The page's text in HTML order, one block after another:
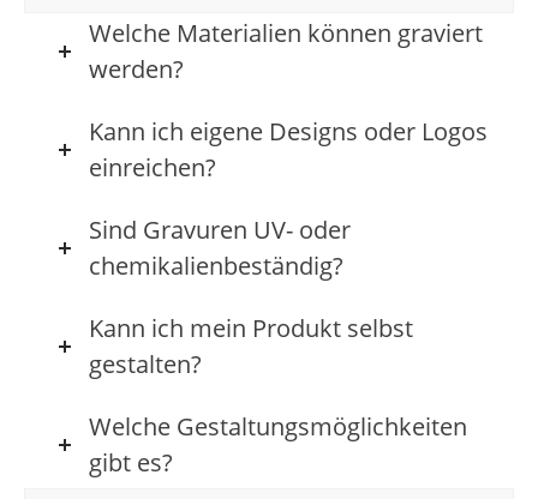
Welche Materialien können graviert
werden?
Kann ich eigene Designs oder Logos
einreichen?
Sind Gravuren UV- oder
chemikalienbeständig?
Kann ich mein Produkt selbst
gestalten?
Welche Gestaltungsmöglichkeiten
gibt es?